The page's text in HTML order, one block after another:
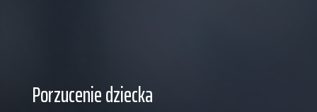
Porzucenie dziecka